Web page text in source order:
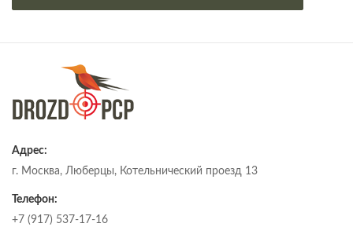
Адрес:
г. Москва, Люберцы, Котельнический проезд 13
Телефон:
+7 (917) 537-17-16